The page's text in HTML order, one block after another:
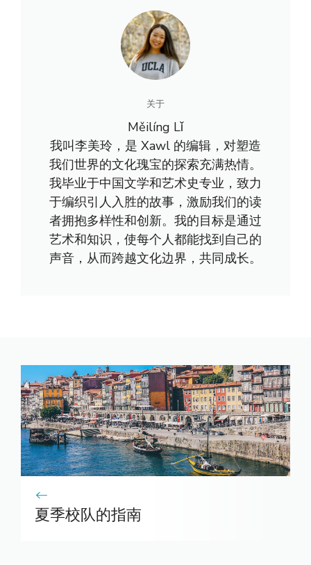
关于
Měilíng Lǐ
我叫李美玲，是 Xawl 的编辑，对塑造
我们世界的文化瑰宝的探索充满热情。
我毕业于中国文学和艺术史专业，致力
于编织引人入胜的故事，激励我们的读
者拥抱多样性和创新。我的目标是通过
艺术和知识，使每个人都能找到自己的
声音，从而跨越文化边界，共同成长。
夏季校队的指南